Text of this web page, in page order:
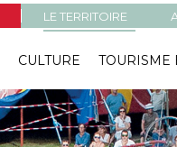
LE TERRITOIRE
CULTURE TOURISME